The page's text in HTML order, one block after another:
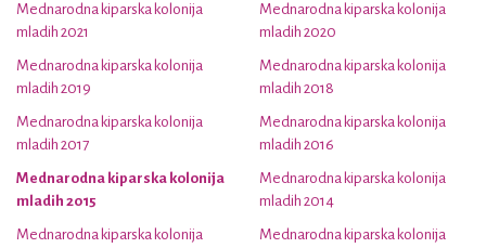
Mednarodna kiparska kolonija
mladih 2021
Mednarodna kiparska kolonija
mladih 2020
Mednarodna kiparska kolonija
mladih 2019
Mednarodna kiparska kolonija
mladih 2018
Mednarodna kiparska kolonija
mladih 2017
Mednarodna kiparska kolonija
mladih 2016
Mednarodna kiparska kolonija
mladih 2015
Mednarodna kiparska kolonija
mladih 2014
Mednarodna kiparska kolonija
Mednarodna kiparska kolonija